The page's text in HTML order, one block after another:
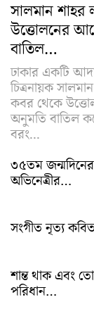
সালমান শাহর
উত্তোলনের
বাতিল…
ঢাকার একটি
চিত্রনায়ক
কবর থেকে
অনুমতি বাতিল
বরং...
৩৫তম
অভিনেত্রীর…
সংগীত নৃত্য
শান্ত থাক এবং
পরিধান…